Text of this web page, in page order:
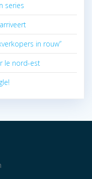
series
in rouw”
le nord-est